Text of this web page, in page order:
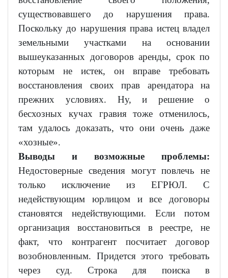
существовавшего до нарушения права.
Поскольку до нарушения права истец владел
земельными участками на основании
вышеуказанных договоров аренды, срок по
которым не истек, он вправе требовать
восстановления своих прав арендатора на
прежних условиях. Ну, и решение о
бесхозных кучах гравия тоже отменилось,
там удалось доказать, что они очень даже
«хозные».
Выводы и возможные проблемы:
Недостоверные сведения могут повлечь не
только исключение из ЕГРЮЛ. С
недействующим юрлицом и все договоры
становятся недействующими. Если потом
организация восстановиться в реестре, не
факт, что контрагент посчитает договор
возобновленным. Придется этого требовать
через суд. Строка для поиска в